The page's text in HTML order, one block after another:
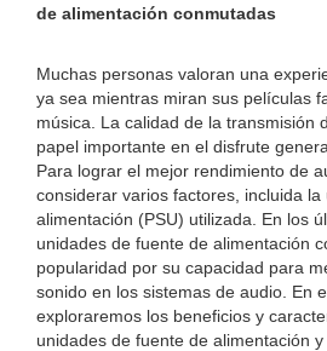
de alimentación conmutadas
Muchas personas valoran una
ya sea mientras miran sus películas
música. La calidad de la transmisión
papel importante en el disfrute
Para lograr el mejor rendimiento de
considerar varios factores, incluida
alimentación (PSU) utilizada. En los
unidades de fuente de alimentación
popularidad por su capacidad para
sonido en los sistemas de audio. En
exploraremos los beneficios y
unidades de fuente de alimentación